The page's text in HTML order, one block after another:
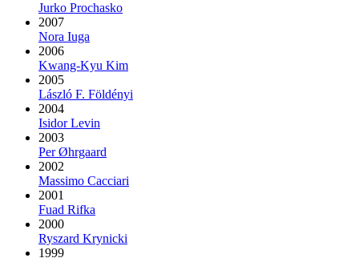
Jurko Prochasko
2007
Nora Iuga
2006
Kwang-Kyu Kim
2005
László F. Földényi
2004
Isidor Levin
2003
Per Øhrgaard
2002
Massimo Cacciari
2001
Fuad Rifka
2000
Ryszard Krynicki
1999